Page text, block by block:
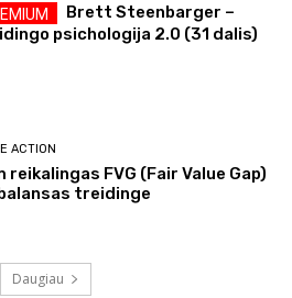
Brett Steenbarger –
psichologija 2.0 (31 dalis)
ACTION
reikalingas FVG (Fair Value Gap)
treidinge
Daugiau